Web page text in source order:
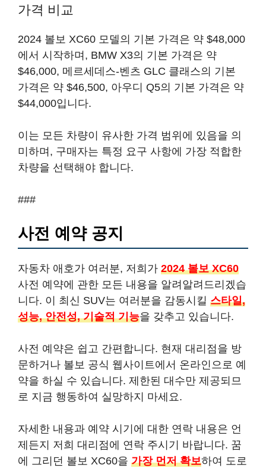
가격 비교
2024 볼보 XC60 모델의 기본 가격은 약 $48,000
에서 시작하며, BMW X3의 기본 가격은 약
$46,000, 메르세데스-벤츠 GLC 클래스의 기본
가격은 약 $46,500, 아우디 Q5의 기본 가격은 약
$44,000입니다.
이는 모든 차량이 유사한 가격 범위에 있음을 의
미하며, 구매자는 특정 요구 사항에 가장 적합한
차량을 선택해야 합니다.
###
사전 예약 공지
자동차 애호가 여러분, 저희가 2024 볼보 XC60
사전 예약에 관한 모든 내용을 알려알려드리겠습
니다. 이 최신 SUV는 여러분을 감동시킬 스타일,
성능, 안전성, 기술적 기능을 갖추고 있습니다.
사전 예약은 쉽고 간편합니다. 현재 대리점을 방
문하거나 볼보 공식 웹사이트에서 온라인으로 예
약을 하실 수 있습니다. 제한된 대수만 제공되므
로 지금 행동하여 실망하지 마세요.
자세한 내용과 예약 시기에 대한 연락 내용은 언
제든지 저희 대리점에 연락 주시기 바랍니다. 꿈
에 그리던 볼보 XC60을 가장 먼저 확보하여 도로